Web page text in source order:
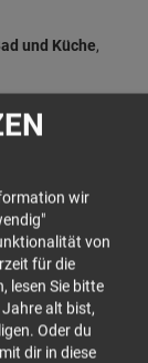
und Küche,
Dann
wir
von
für die
lesen Sie bitte
alt bist,
Oder du
dir in diese